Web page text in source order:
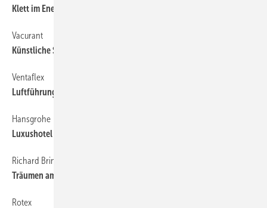
Klett im Energy Efficiency Center
Vacurant
Künstliche Sonnen für Krokodile
Ventaflex
Luftführungssystem für Focke Museum
Hansgrohe
Luxushotel mit Badkultur aus dem Schwarzwald
Richard Brink
Träumen am See
Rotex